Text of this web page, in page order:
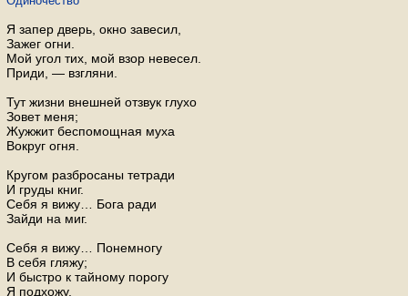
Я запер дверь, окно завесил,
Зажег огни.
Мой угол тих, мой взор невесел.
Приди, — взгляни.
Тут жизни внешней отзвук глухо
Зовет меня;
Жужжит беспомощная муха
Вокруг огня.
Кругом разбросаны тетради
И груды книг.
Себя я вижу… Бога ради
Зайди на миг.
Себя я вижу… Понемногу
В себя гляжу;
И быстро к тайному порогу
Я подхожу.